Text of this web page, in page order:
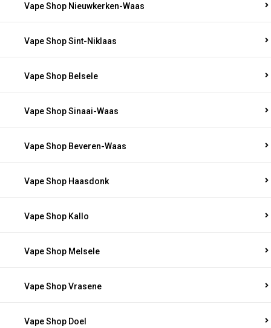
Vape Shop Nieuwkerken-Waas
Vape Shop Sint-Niklaas
Vape Shop Belsele
Vape Shop Sinaai-Waas
Vape Shop Beveren-Waas
Vape Shop Haasdonk
Vape Shop Kallo
Vape Shop Melsele
Vape Shop Vrasene
Vape Shop Doel